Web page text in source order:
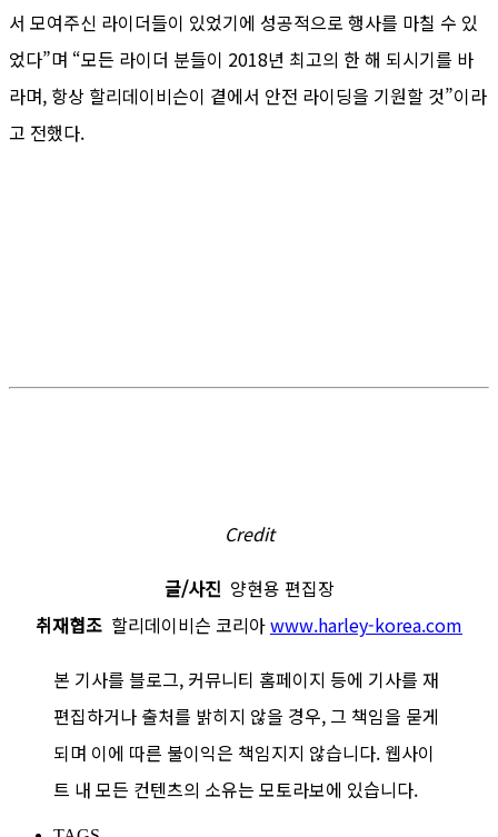
서 모여주신 라이더들이 있었기에 성공적으로 행사를 마칠 수 있
었다”며 “모든 라이더 분들이 2018년 최고의 한 해 되시기를 바
라며, 항상 할리데이비슨이 곁에서 안전 라이딩을 기원할 것”이라
고 전했다.
Credit
글/사진 양현용 편집장
취재협조 할리데이비슨 코리아www.harley-korea.com
본 기사를 블로그, 커뮤니티 홈페이지 등에 기사를 재
편집하거나 출처를 밝히지 않을 경우, 그 책임을 묻게
되며 이에 따른 불이익은 책임지지 않습니다. 웹사이
트 내 모든 컨텐츠의 소유는 모토라보에 있습니다.